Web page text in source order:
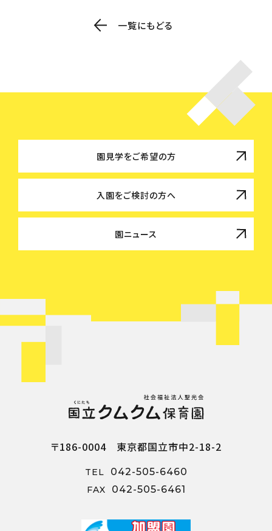
一覧にもどる
園見学をご希望の方
入園をご検討の方へ
園ニュース
〒186-0004 東京都国立市中2-18-2
TEL 042-505-6460
FAX 042-505-6461